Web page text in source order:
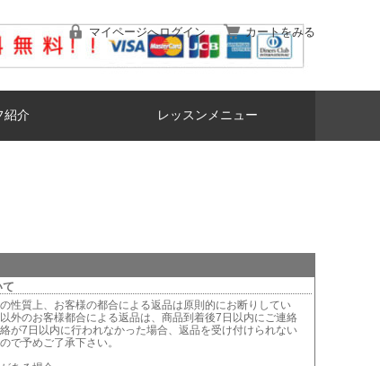
マイページへログイン カートをみる
紹介 レッスンメニュー
性質上、お客様の都合による返品は原則的にお断りしてい
外のお客様都合による返品は、商品到着後7日以内にご連絡
が7日以内に行われなかった場合、返品を受け付けられない
で予めご了承下さい。